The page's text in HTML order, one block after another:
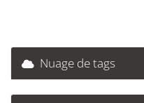
Nuage de tags